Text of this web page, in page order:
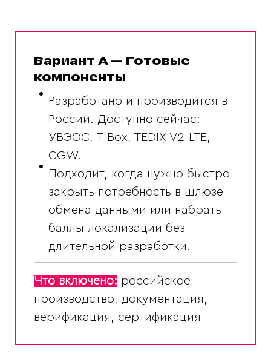
Вариант А — Готовые
компоненты
Разработано и производится в
России. Доступно сейчас:
УВЭОС, T-Box, TEDIX V2-LTE,
CGW.
Подходит, когда нужно быстро
закрыть потребность в шлюзе
обмена данными или набрать
баллы локализации без
длительной разработки.
Что включено: российское
производство, документация,
верификация, сертификация